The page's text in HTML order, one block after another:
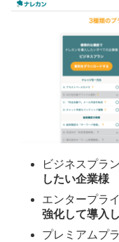
ビジネスプラン
したい企業様
エンタープラ
強化して導入
プレミアムプラ